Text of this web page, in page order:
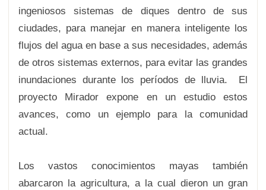
ingeniosos sistemas de diques dentro de sus
ciudades, para manejar en manera inteligente los
flujos del agua en base a sus necesidades, además
de otros sistemas externos, para evitar las grandes
inundaciones durante los períodos de lluvia. El
proyecto Mirador expone en un estudio estos
avances, como un ejemplo para la comunidad
actual.
Los vastos conocimientos mayas también
abarcaron la agricultura, a la cual dieron un gran